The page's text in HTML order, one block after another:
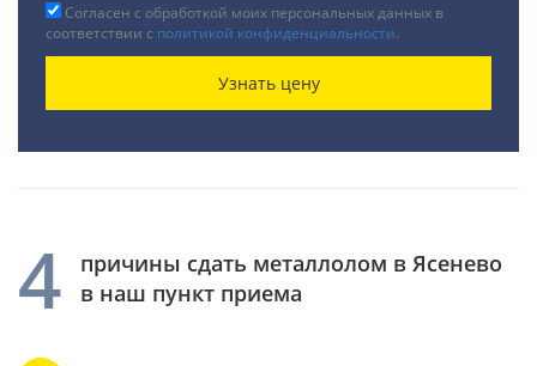
Согласен с обработкой моих персональных данных в
соответствии с политикой конфиденциальности.
Узнать цену
4
причины сдать металлолом в Ясенево
в наш пункт приема